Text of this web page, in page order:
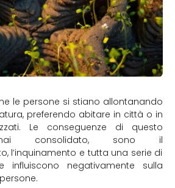
le persone si stiano allontanando
preferendo abitare in città o in
Le conseguenze di questo
consolidato, sono il
l’inquinamento e tutta una serie di
influiscono negativamente sulla